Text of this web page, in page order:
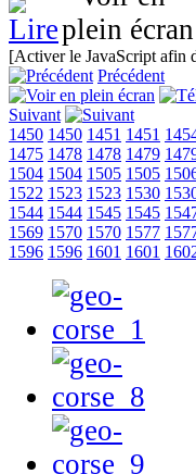
[Activer le JavaScript afin
Précédent
Suivant
1450 1450 1451 1451
1475 1478 1478 1479
1504 1504 1505 1505
1522 1523 1523 1530
1544 1544 1545 1545
1569 1570 1570 1577
1596 1596 1601 1601